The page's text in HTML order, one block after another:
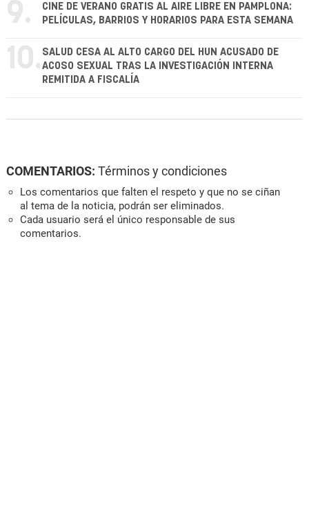
9.
CINE DE VERANO GRATIS AL AIRE LIBRE EN PAMPLONA:
PELÍCULAS, BARRIOS Y HORARIOS PARA ESTA SEMANA
10. SALUD CESA AL ALTO CARGO DEL HUN ACUSADO DE
ACOSO SEXUAL TRAS LA INVESTIGACIÓN INTERNA
REMITIDA A FISCALÍA
COMENTARIOS: Términos y condiciones
Los comentarios que falten el respeto y que no se ciñan
al tema de la noticia, podrán ser eliminados.
Cada usuario será el único responsable de sus
comentarios.